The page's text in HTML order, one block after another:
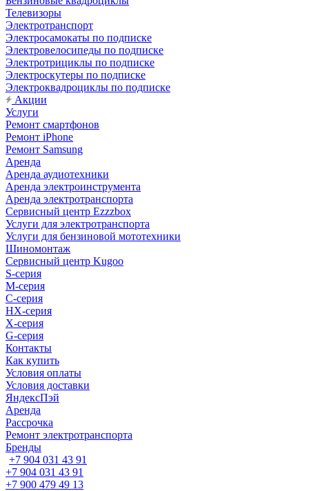
Телевизоры
Электротранспорт
Электросамокаты по подписке
Электровелосипеды по подписке
Электротрициклы по подписке
Электроскутеры по подписке
Электроквадроциклы по подписке
Акции
Услуги
Ремонт смартфонов
Ремонт iPhone
Ремонт Samsung
Аренда
Аренда аудиотехники
Аренда электроинструмента
Аренда электротранспорта
Сервисный центр Ezzzbox
Услуги для электротранспорта
Услуги для бензиновой мототехники
Шиномонтаж
Сервисный центр Kugoo
S-cерия
M-серия
С-серия
HX-серия
X-серия
G-серия
Контакты
Как купить
Условия оплаты
Условия доставки
ЯндексПэй
Аренда
Рассрочка
Ремонт электротранспорта
Бренды
+7 904 031 43 91
+7 904 031 43 91
+7 900 479 49 13